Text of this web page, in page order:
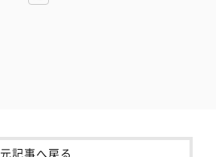
元記事へ戻る